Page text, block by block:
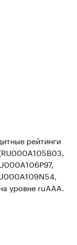
рейтинги
уровне ruAAA.